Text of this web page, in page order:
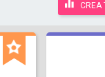
CREA